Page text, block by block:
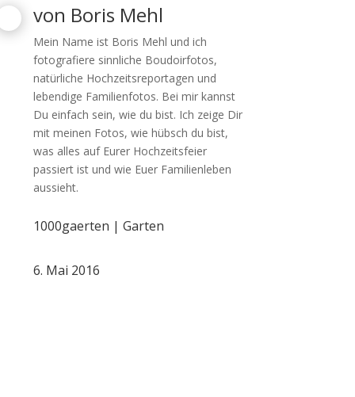
von Boris Mehl
Mein Name ist Boris Mehl und ich
fotografiere sinnliche Boudoirfotos,
natürliche Hochzeitsreportagen und
lebendige Familienfotos. Bei mir kannst
Du einfach sein, wie du bist. Ich zeige Dir
mit meinen Fotos, wie hübsch du bist,
was alles auf Eurer Hochzeitsfeier
passiert ist und wie Euer Familienleben
aussieht.
1000gaerten |Garten
6. Mai 2016